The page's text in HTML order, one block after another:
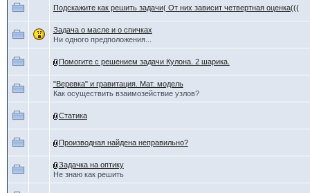
Подскажите как решить задачи( От них зависит четвертная оценка(((
Задача о масле и о спичках
Ни одного предположения...
Помогите с решением задачи Кулона. 2 шарика.
"Веревка" и гравитация. Мат. модель
Как осуществить взаимозействие узлов?
Статика
Производная найдена неправильно?
Задачка на оптику
Не знаю как решить